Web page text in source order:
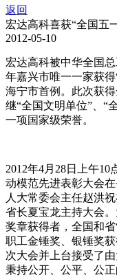
返回
宏达高科喜获“全国五
2012-05-10
宏达高科被中华全国
年嘉兴市唯一一家获
海宁市首例。此次获
继“全国文明单位”、“
一项国家级荣誉。
2012年4月28日上午
动模范先进表彰大会
人大常委会主任赵洪
省长夏宝龙主持大会。
奖章获得者，全国和
职工金锤奖、银锤奖
次大会并上台接受了
秉持公开、公平、公